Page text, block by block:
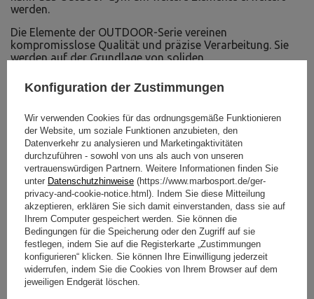
werden.
Die Elemente der OUTDOOR-Serie vereinen
kompromisslose Qualität und präzise Verarbeitung. Sie
werden auf der Grundlage von soliden
jahrelange und volle Gebrauchssicherheit gewährleisten.
Festigkeit und Stabilität der Konstruktion. Das System ist
einfach zu montieren, indem es im Boden verankert wird.
Optional können die Pfosten auch betoniert werden –
ganz nach Ihren Wünschen. Trainieren im Freien war noch
nie so einfach!
HERUNTERLADEN
WICHTIGE SICHERHEITSHINWEISE
Montageanleitung
Konfiguration der Zustimmungen
Wir verwenden Cookies für das ordnungsgemäße Funktionieren
der Website, um soziale Funktionen anzubieten, den
Datenverkehr zu analysieren und Marketingaktivitäten
durchzuführen - sowohl von uns als auch von unseren
vertrauenswürdigen Partnern. Weitere Informationen finden Sie
unter Datenschutzhinweise (https://www.marbosport.de/ger-
privacy-and-cookie-notice.html). Indem Sie diese Mitteilung
akzeptieren, erklären Sie sich damit einverstanden, dass sie auf
Ihrem Computer gespeichert werden. Sie können die
Bedingungen für die Speicherung oder den Zugriff auf sie
festlegen, indem Sie auf die Registerkarte „Zustimmungen
konfigurieren“ klicken. Sie können Ihre Einwilligung jederzeit
widerrufen, indem Sie die Cookies von Ihrem Browser auf dem
jeweiligen Endgerät löschen.